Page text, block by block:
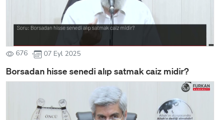
676 07 Eyl 2025
Borsadan hisse senedi alıp satmak caiz midir?